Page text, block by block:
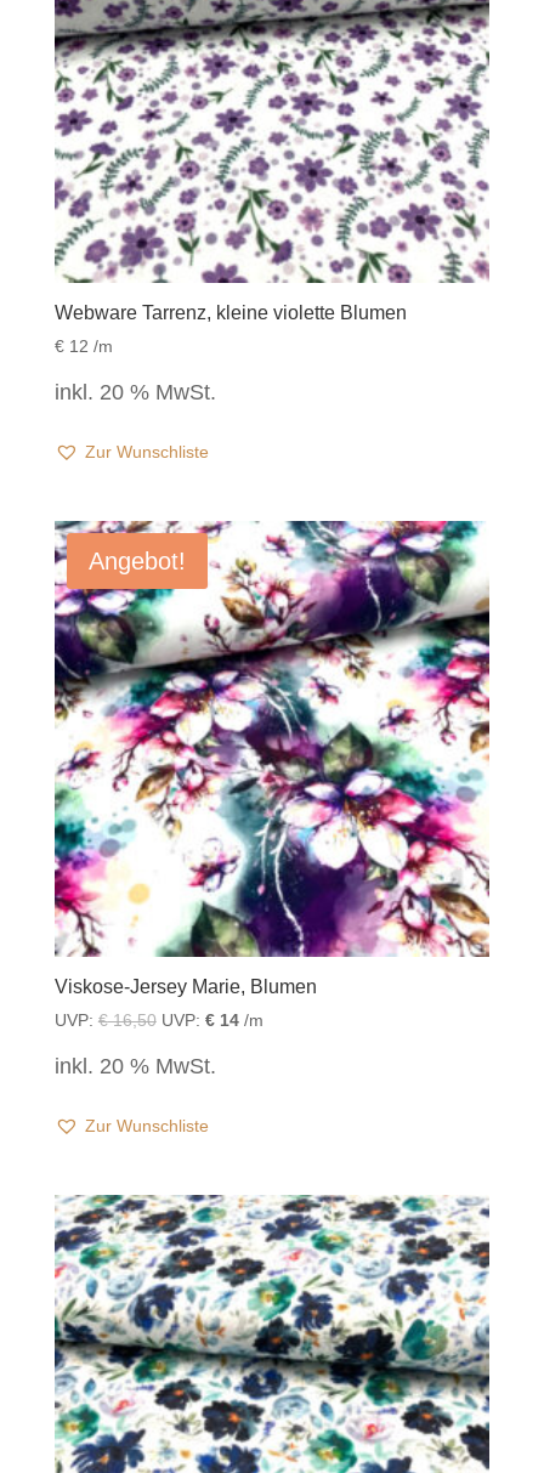
Webware Tarrenz, kleine violette Blumen
€12 /m
inkl. 20 % MwSt.
Zur Wunschliste
Angebot!
Viskose-Jersey Marie, Blumen
UVP: €16,50 UVP: €14/m
inkl. 20 % MwSt.
Zur Wunschliste